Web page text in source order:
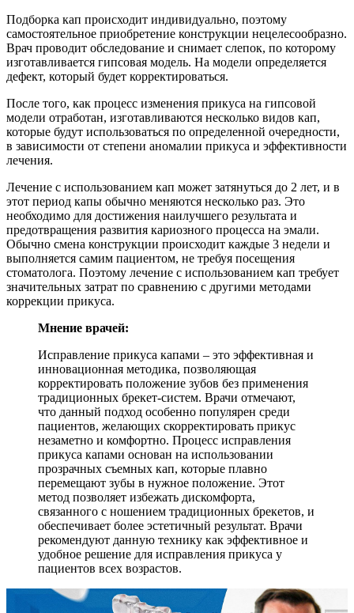
Подборка кап происходит индивидуально, поэтому
самостоятельное приобретение конструкции нецелесообразно.
Врач проводит обследование и снимает слепок, по которому
изготавливается гипсовая модель. На модели определяется
дефект, который будет корректироваться.
После того, как процесс изменения прикуса на гипсовой
модели отработан, изготавливаются несколько видов кап,
которые будут использоваться по определенной очередности,
в зависимости от степени аномалии прикуса и эффективности
лечения.
Лечение с использованием кап может затянуться до 2 лет, и в
этот период капы обычно меняются несколько раз. Это
необходимо для достижения наилучшего результата и
предотвращения развития кариозного процесса на эмали.
Обычно смена конструкции происходит каждые 3 недели и
выполняется самим пациентом, не требуя посещения
стоматолога. Поэтому лечение с использованием кап требует
значительных затрат по сравнению с другими методами
коррекции прикуса.
Мнение врачей:
Исправление прикуса капами – это эффективная и
инновационная методика, позволяющая
корректировать положение зубов без применения
традиционных брекет-систем. Врачи отмечают,
что данный подход особенно популярен среди
пациентов, желающих скорректировать прикус
незаметно и комфортно. Процесс исправления
прикуса капами основан на использовании
прозрачных съемных кап, которые плавно
перемещают зубы в нужное положение. Этот
метод позволяет избежать дискомфорта,
связанного с ношением традиционных брекетов, и
обеспечивает более эстетичный результат. Врачи
рекомендуют данную технику как эффективное и
удобное решение для исправления прикуса у
пациентов всех возрастов.